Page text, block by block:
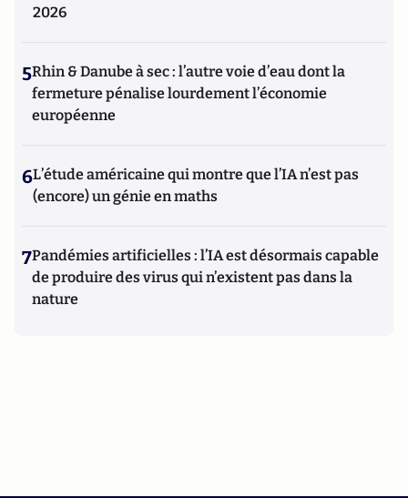
2026
5Rhin & Danube à sec : l’autre voie d’eau dont la
fermeture pénalise lourdement l’économie
européenne
6L’étude américaine qui montre que l’IA n’est pas
(encore) un génie en maths
7Pandémies artificielles : l’IA est désormais capable
de produire des virus qui n’existent pas dans la
nature